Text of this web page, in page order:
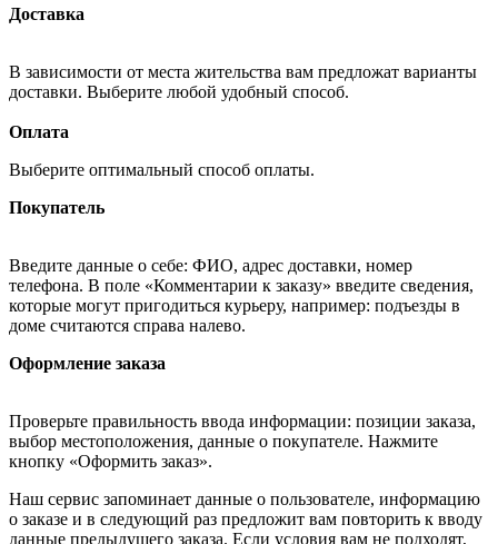
Доставка
В зависимости от места жительства вам предложат варианты
доставки. Выберите любой удобный способ.
Оплата
Выберите оптимальный способ оплаты.
Покупатель
Введите данные о себе: ФИО, адрес доставки, номер
телефона. В поле «Комментарии к заказу» введите сведения,
которые могут пригодиться курьеру, например: подъезды в
доме считаются справа налево.
Оформление заказа
Проверьте правильность ввода информации: позиции заказа,
выбор местоположения, данные о покупателе. Нажмите
кнопку «Оформить заказ».
Наш сервис запоминает данные о пользователе, информацию
о заказе и в следующий раз предложит вам повторить к вводу
данные предыдущего заказа. Если условия вам не подходят,